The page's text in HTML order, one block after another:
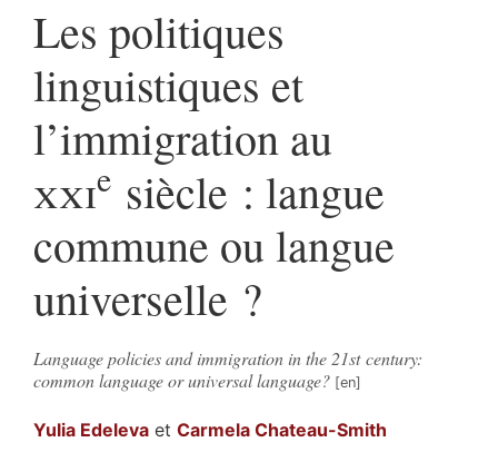
Les politiques
linguistiques et
l’immigration au
xxie siècle : langue
commune ou langue
universelle ?
Language policies and immigration in the 21st century:
common language or universal language?
Yulia Edeleva et Carmela Chateau-Smith